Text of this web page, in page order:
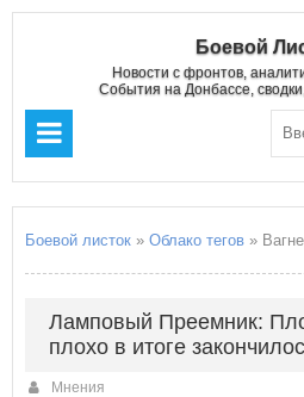
Боевой
Новости с фронтов,
События на Донбассе,
Боевой листок » Облако тегов »
Ламповый Преемник:
плохо в итоге
Мнения